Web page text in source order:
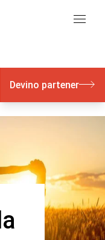
Devino partener